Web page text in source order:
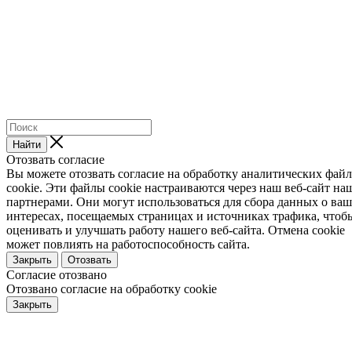
Найти
Отозвать согласие
Вы можете отозвать согласие на обработку аналитических
cookie. Эти файлы cookie настраиваются через наш веб-сайт
партнерами. Они могут использоваться для сбора данных о
интересах, посещаемых страницах и источниках трафика,
оценивать и улучшать работу нашего веб-сайта. Отмена cookie
может повлиять на работоспособность сайта.
Закрыть Отозвать
Согласие отозвано
Отозвано согласие на обработку cookie
Закрыть